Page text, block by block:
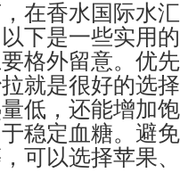
在香水国际水
下是一些实用
格外留意。优
就是很好的选
低，还能增加
稳定血糖。避
可以选择苹果